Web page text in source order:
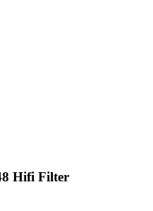
Hifi Filter